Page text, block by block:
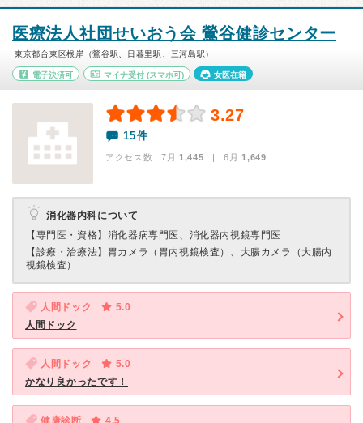
医療法人社団せいおう会 鶯谷健診センター
東京都台東区根岸（鶯谷駅、日暮里駅、三河島駅）
電子決済可 マイナ受付(スマホ可) 女医在籍
3.27
15件
アクセス数 7月:1,445 | 6月:1,649
消化器内科について
【専門医・資格】 消化器病専門医、消化器内視鏡専門医
【診療・治療法】 胃カメラ（胃内視鏡検査）、大腸カメラ（大腸内
視鏡検査）
人間ドック
5.0
人間ドック
人間ドック
5.0
かなり良かったです！
健康診断 4.5